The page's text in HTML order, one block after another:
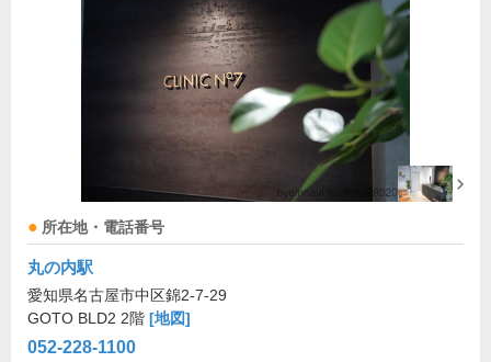
所在地・電話番号
丸の内駅
愛知県名古屋市中区錦2-7-29
GOTO BLD2 2階 [地図]
052-228-1100